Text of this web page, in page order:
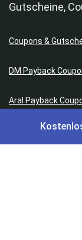
Gutscheine,
Coupons &
DM Payback
Aral Payback
Edeka Payback